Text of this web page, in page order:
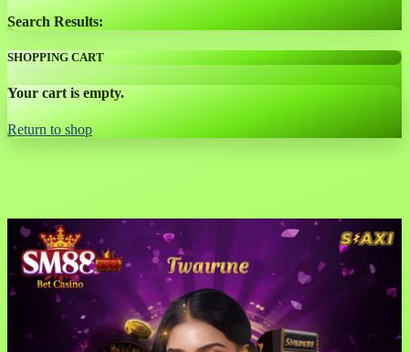
Search Results:
SHOPPING CART
Your cart is empty.
Return to shop